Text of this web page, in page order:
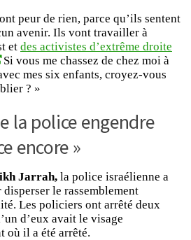
peur de rien, parce qu’ils sentent
avenir. Ils vont travailler à
et des activistes d’extrême droite
Si vous me chassez de chez moi à
mes six enfants, croyez-vous
? »
la police engendre
encore »
Jarrah, la police israélienne a
le rassemblement
Les policiers ont arrêté deux
d’eux avait le visage
où il a été arrêté.